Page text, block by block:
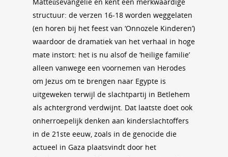
structuur: de verzen 16-18 worden weggelaten
(en horen bij het feest van ‘Onnozele Kinderen’)
waardoor de dramatiek van het verhaal in hoge
mate instort: het is nu alsof de ‘heilige familie’
alleen vanwege een voornemen van Herodes
om Jezus om te brengen naar Egypte is
uitgeweken terwijl de slachtpartij in Betlehem
als achtergrond verdwijnt. Dat laatste doet ook
onherroepelijk denken aan kinderslachtoffers
in de 21ste eeuw, zoals in de genocide die
actueel in Gaza plaatsvindt door het